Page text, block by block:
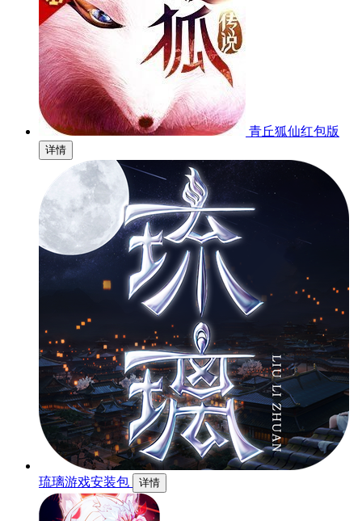
青丘狐仙红包版
详情
琉璃游戏安装包 详情